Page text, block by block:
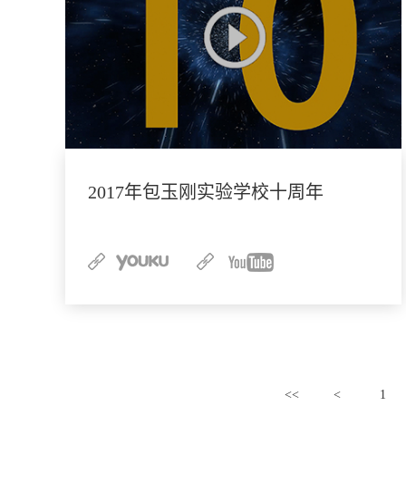
2017年包玉刚实验学校十周年
<< < 1